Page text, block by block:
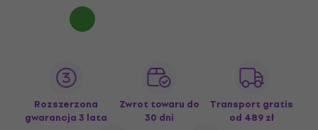
Rozszerzona
gwarancja 3 lata
Zwrot towaru do
30 dni
Transport gratis
od 489 zł